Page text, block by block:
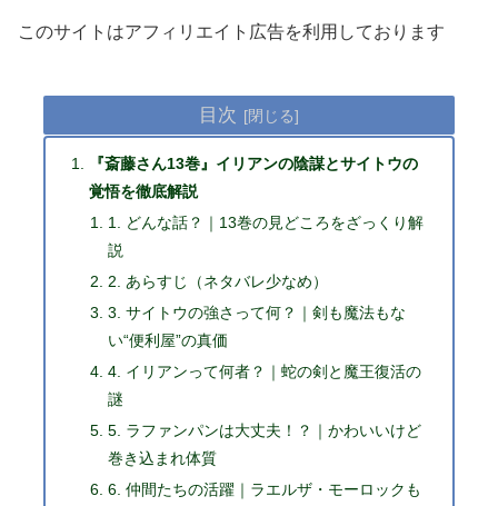
このサイトはアフィリエイト広告を利用しております
目次
『斎藤さん13巻』イリアンの陰謀とサイトウの
覚悟を徹底解説
1. どんな話？｜13巻の見どころをざっくり解
説
2. あらすじ（ネタバレ少なめ）
3. サイトウの強さって何？｜剣も魔法もな
い“便利屋”の真価
4. イリアンって何者？｜蛇の剣と魔王復活の
謎
5. ラファンパンは大丈夫！？｜かわいいけど
巻き込まれ体質
6. 仲間たちの活躍｜ラエルザ・モーロックも